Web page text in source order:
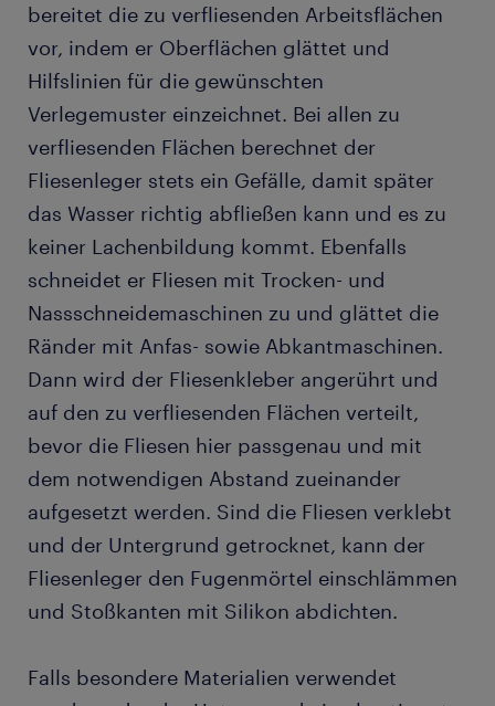
bereitet die zu verfliesenden Arbeitsflächen
vor, indem er Oberflächen glättet und
Hilfslinien für die gewünschten
Verlegemuster einzeichnet. Bei allen zu
verfliesenden Flächen berechnet der
Fliesenleger stets ein Gefälle, damit später
das Wasser richtig abfließen kann und es zu
keiner Lachenbildung kommt. Ebenfalls
schneidet er Fliesen mit Trocken- und
Nassschneidemaschinen zu und glättet die
Ränder mit Anfas- sowie Abkantmaschinen.
Dann wird der Fliesenkleber angerührt und
auf den zu verfliesenden Flächen verteilt,
bevor die Fliesen hier passgenau und mit
dem notwendigen Abstand zueinander
aufgesetzt werden. Sind die Fliesen verklebt
und der Untergrund getrocknet, kann der
Fliesenleger den Fugenmörtel einschlämmen
und Stoßkanten mit Silikon abdichten.
Falls besondere Materialien verwendet